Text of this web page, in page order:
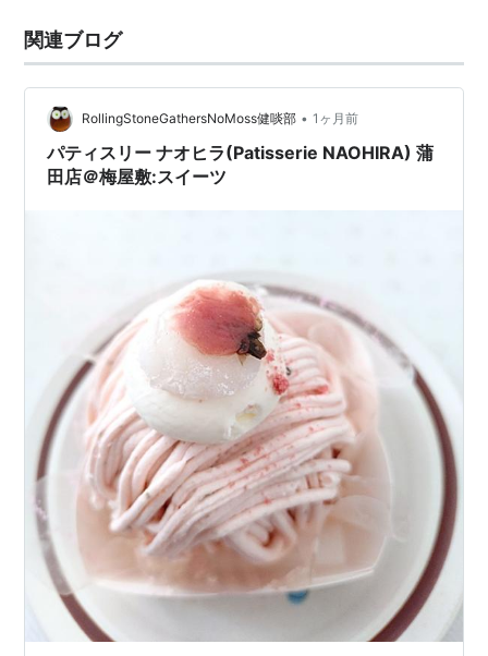
アッサム紅茶もしくはスリランカ紅茶を用意する(テ
ィーカップ2杯分につきティースプーン2杯)
牛乳(低温殺菌*1)を2、もしくは牛乳と水を1:1の割合
で用意する
水を使う場合
分量よりも少し多い水を鍋にいれ沸騰させる
3分ほど煮たら分量の牛乳を加え、弱火のまま沸騰
直前まであたためる
沸騰直前に火を止め、蓋をして3分ほど蒸らす
茶こしなどを使いカップに注ぐ
水を使わない場合
牛乳を鍋に入れ、沸騰直前まであたためる
沸騰直前に火を止め、一度お湯にくぐらせた茶葉
を入れ、蓋をして3〜4分蒸らす
茶こしなどを使いカップに注ぐ
最後に、好みによってシナモンなどのスパイス、シ
ュガーを加える。
関連ブログ
RollingStoneGathersNoMoss健啖部 • 1ヶ月前
パティスリー ナオヒラ(Patisserie NAOHIRA) 蒲
田店＠梅屋敷:スイーツ